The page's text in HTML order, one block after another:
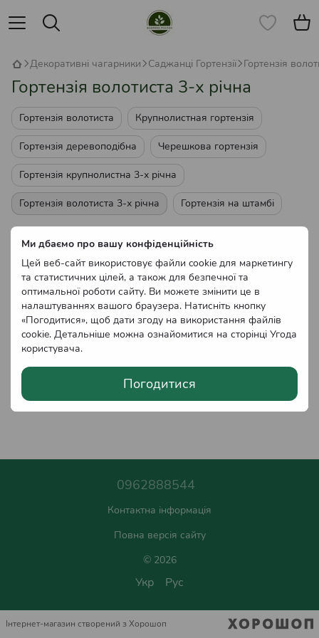
Ми дбаємо про вашу конфіденційність
Цей веб-сайт використовує файли cookie для маркетингу
та статистичних цілей, а також для безпечної та
оптимальної роботи сайту. Ви можете змінити це в
налаштуваннях вашого браузера. Натисніть кнопку
«Погодитися», щоб дати згоду на використання файлів
cookie. Детальніше можна ознайомитися на сторінці Угода
користувача.
Погодитися
Декоративні чагарники Саджанці Гортензії Гортензія
Гортензія волотиста 3-х річна
Гортензія волотиста Крупнолистная гортензія
Гортензія деревоподібна Черешкова гортензія
Гортензія крупнолистна 3-х річна
Гортензія волотиста 3-х річна Гортензія на штамбі
Немає товарів
0962888544
Контактна інформація
Повна версія сайту
© 2026
Укр Рус
Інтернет-магазин створений з Хорошоп